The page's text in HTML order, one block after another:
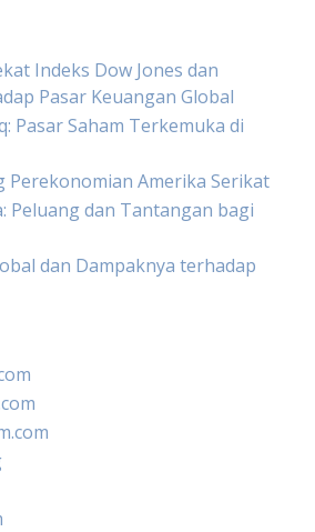
Indeks Dow Jones dan
Pasar Keuangan Global
Pasar Saham Terkemuka di
Perekonomian Amerika Serikat
Peluang dan Tantangan bagi
dan Dampaknya terhadap